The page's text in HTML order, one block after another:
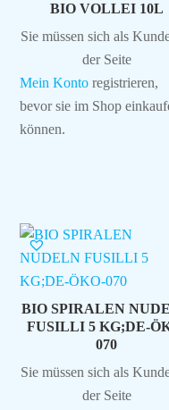
BIO VOLLEI 10L
Sie müssen sich als
der Seite
Mein Konto registrieren,
bevor sie im Shop
können.
BIO SPIRALEN
FUSILLI 5 KG;DE-
070
Sie müssen sich als
der Seite